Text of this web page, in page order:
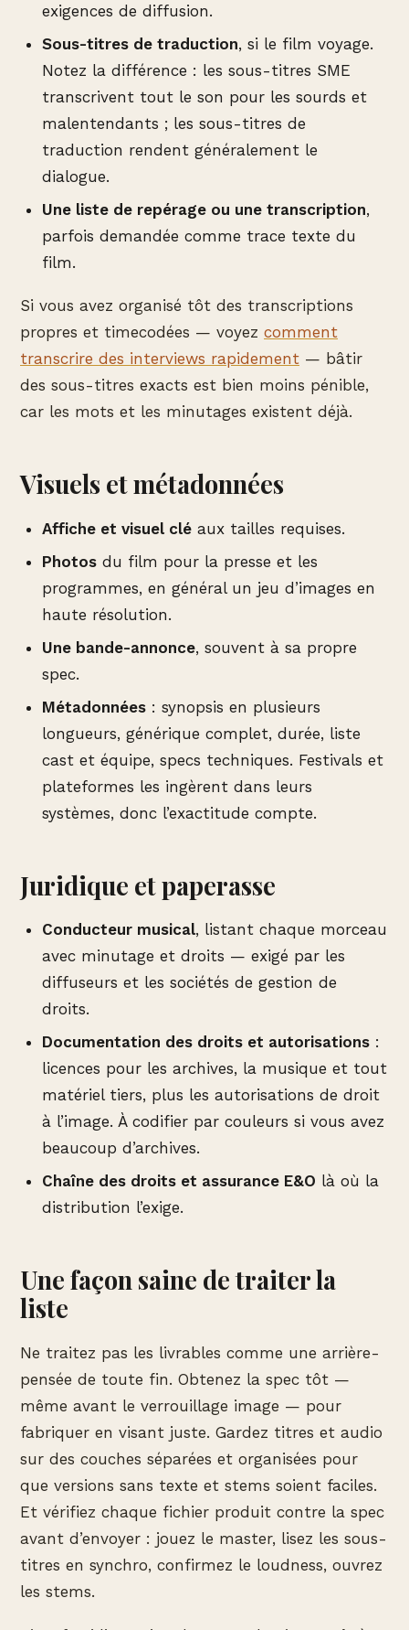
exigences de diffusion.
Sous-titres de traduction, si le film voyage.
Notez la différence : les sous-titres SME
transcrivent tout le son pour les sourds et
malentendants ; les sous-titres de
traduction rendent généralement le
dialogue.
Une liste de repérage ou une transcription,
parfois demandée comme trace texte du
film.
Si vous avez organisé tôt des transcriptions
propres et timecodées — voyez comment
transcrire des interviews rapidement — bâtir
des sous-titres exacts est bien moins pénible,
car les mots et les minutages existent déjà.
Visuels et métadonnées
Affiche et visuel cléaux tailles requises.
Photosdu film pour la presse et les
programmes, en général un jeu d’images en
haute résolution.
Une bande-annonce, souvent à sa propre
spec.
Métadonnées: synopsis en plusieurs
longueurs, générique complet, durée, liste
cast et équipe, specs techniques. Festivals et
plateformes les ingèrent dans leurs
systèmes, donc l’exactitude compte.
Juridique et paperasse
Conducteur musical, listant chaque morceau
avec minutage et droits — exigé par les
diffuseurs et les sociétés de gestion de
droits.
Documentation des droits et autorisations:
licences pour les archives, la musique et tout
matériel tiers, plus les autorisations de droit
à l’image. À codifier par couleurs si vous avez
beaucoup d’archives.
Chaîne des droits et assurance E&O là où la
distribution l’exige.
Une façon saine de traiter la
liste
Ne traitez pas les livrables comme une arrière-
pensée de toute fin. Obtenez la spec tôt —
même avant le verrouillage image — pour
fabriquer en visant juste. Gardez titres et audio
sur des couches séparées et organisées pour
que versions sans texte et stems soient faciles.
Et vérifiez chaque fichier produit contre la spec
avant d’envoyer : jouez le master, lisez les sous-
titres en synchro, confirmez le loudness, ouvrez
les stems.